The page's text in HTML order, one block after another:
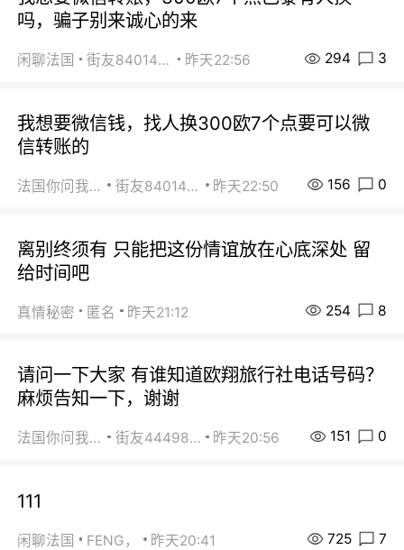
吗，骗子别来诚心的来
闲聊法国 街友84014588 昨天22:56 294 3
我想要微信钱，找人换300欧7个点要可以微
信转账的
法国你问我答 街友84014588 昨天22:50 156 0
离别终须有 只能把这份情谊放在心底深处 留
给时间吧
真情秘密 匿名 昨天21:12 254 8
请问一下大家 有谁知道欧翔旅行社电话号码？
麻烦告知一下，谢谢
法国你问我答 街友44498484 昨天20:56 151 0
111
闲聊法国 FENG， 昨天20:41 725 7